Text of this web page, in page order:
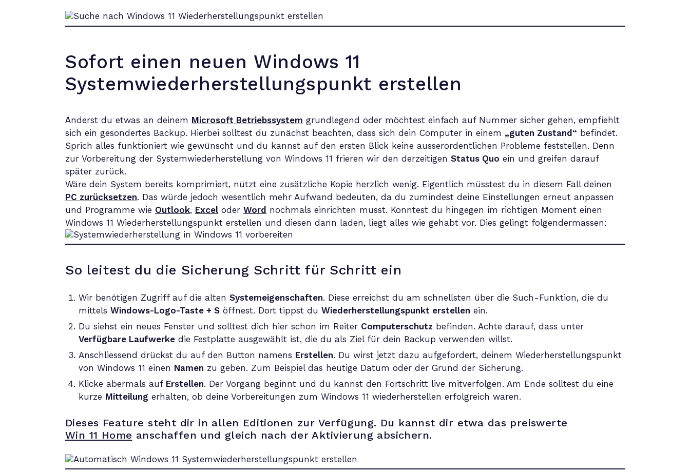
Sofort einen neuen Windows 11
Systemwiederherstellungspunkt erstellen
Änderst du etwas an deinem Microsoft Betriebssystem grundlegend oder möchtest einfach auf Nummer sicher gehen, empfiehlt
sich ein gesondertes Backup. Hierbei solltest du zunächst beachten, dass sich dein Computer in einem „guten Zustand“ befindet.
Sprich alles funktioniert wie gewünscht und du kannst auf den ersten Blick keine ausserordentlichen Probleme feststellen. Denn
zur Vorbereitung der Systemwiederherstellung von Windows 11 frieren wir den derzeitigen Status Quo ein und greifen darauf
später zurück.
Wäre dein System bereits komprimiert, nützt eine zusätzliche Kopie herzlich wenig. Eigentlich müsstest du in diesem Fall deinen
PC zurücksetzen. Das würde jedoch wesentlich mehr Aufwand bedeuten, da du zumindest deine Einstellungen erneut anpassen
und Programme wie Outlook, Excel oder Word nochmals einrichten musst. Konntest du hingegen im richtigen Moment einen
Windows 11 Wiederherstellungspunkt erstellen und diesen dann laden, liegt alles wie gehabt vor. Dies gelingt folgendermassen:
So leitest du die Sicherung Schritt für Schritt ein
Wir benötigen Zugriff auf die alten Systemeigenschaften. Diese erreichst du am schnellsten über die Such-Funktion, die du
mittels Windows-Logo-Taste + Söffnest. Dort tippst du Wiederherstellungspunkt erstellen ein.
Du siehst ein neues Fenster und solltest dich hier schon im Reiter Computerschutz befinden. Achte darauf, dass unter
Verfügbare Laufwerkedie Festplatte ausgewählt ist, die du als Ziel für dein Backup verwenden willst.
Anschliessend drückst du auf den Button namens Erstellen. Du wirst jetzt dazu aufgefordert, deinem Wiederherstellungspunkt
von Windows 11 einen Namen zu geben. Zum Beispiel das heutige Datum oder der Grund der Sicherung.
Klicke abermals auf Erstellen. Der Vorgang beginnt und du kannst den Fortschritt live mitverfolgen. Am Ende solltest du eine
kurze Mitteilung erhalten, ob deine Vorbereitungen zum Windows 11 wiederherstellen erfolgreich waren.
Dieses Feature steht dir in allen Editionen zur Verfügung. Du kannst dir etwa das preiswerte
Win 11 Home anschaffen und gleich nach der Aktivierung absichern.